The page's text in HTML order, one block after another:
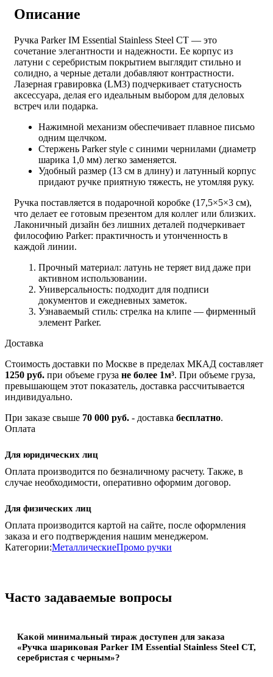
Описание
Ручка Parker IM Essential Stainless Steel CT — это
сочетание элегантности и надежности. Ее корпус из
латуни с серебристым покрытием выглядит стильно и
солидно, а черные детали добавляют контрастности.
Лазерная гравировка (LM3) подчеркивает статусность
аксессуара, делая его идеальным выбором для деловых
встреч или подарка.
Нажимной механизм обеспечивает плавное письмо
одним щелчком.
Стержень Parker style с синими чернилами (диаметр
шарика 1,0 мм) легко заменяется.
Удобный размер (13 см в длину) и латунный корпус
придают ручке приятную тяжесть, не утомляя руку.
Ручка поставляется в подарочной коробке (17,5×5×3 см),
что делает ее готовым презентом для коллег или близких.
Лаконичный дизайн без лишних деталей подчеркивает
философию Parker: практичность и утонченность в
каждой линии.
Прочный материал: латунь не теряет вид даже при
активном использовании.
Универсальность: подходит для подписи
документов и ежедневных заметок.
Узнаваемый стиль: стрелка на клипе — фирменный
элемент Parker.
Доставка
Стоимость доставки по Москве в пределах МКАД составляет
1250 руб. при объеме груза не более 1м³. При объеме груза,
превышающем этот показатель, доставка рассчитывается
индивидуально.
При заказе свыше 70 000 руб. - доставка бесплатно.
Оплата
Для юридических лиц
Оплата производится по безналичному расчету. Также, в
случае необходимости, оперативно оформим договор.
Для физических лиц
Оплата производится картой на сайте, после оформления
заказа и его подтверждения нашим менеджером.
Категории:МеталлическиеПромо ручки
Часто задаваемые вопросы
Какой минимальный тираж доступен для заказа
«Ручка шариковая Parker IM Essential Stainless Steel CT,
серебристая с черным»?